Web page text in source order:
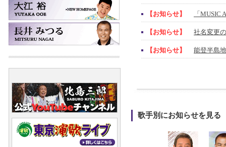
【お知らせ】 「MUSIC
【お知らせ】 社名変更
【お知らせ】 能登半島
歌手別にお知らせを見る